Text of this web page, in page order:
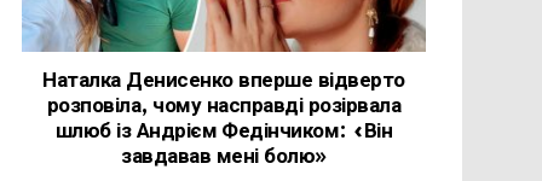
Наталка Денисенко вперше відверто
розповіла, чому насправді розірвала
шлюб із Андрієм Федінчиком: «Він
завдавав мені болю»